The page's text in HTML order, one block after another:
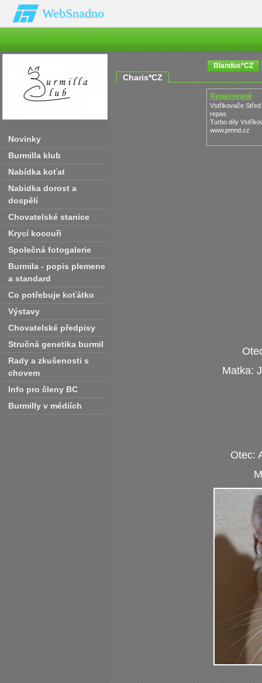
WebSnadno
Novinky
Burmilla klub
Nabídka koťat
Nabidka dorost a
dospělí
Chovatelské stanice
Krycí kocouři
Společná fotogalerie
Burmila - popis plemene
a standard
Co potřebuje koťátko
Výstavy
Chovatelské předpisy
Stručná genetika burmil
Rady a zkušenosti s
chovem
Info pro členy BC
Burmilly v médiích
Charis*CZ
Blandus*CZ
Repasované
Vstřikovače
repas
Turbo díly
www.pmnd.cz
Matka:
Otec: